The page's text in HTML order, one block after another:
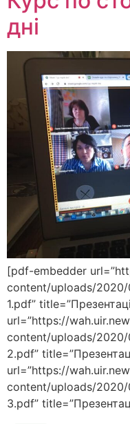
дні
[pdf-embedder
content/uploads/
1.pdf”
url=”https://
content/uploads/
2.pdf”
url=”https://
content/uploads/
3.pdf”